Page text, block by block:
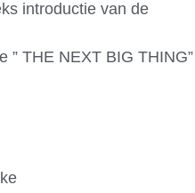
introductie van de
” THE NEXT BIG THING”